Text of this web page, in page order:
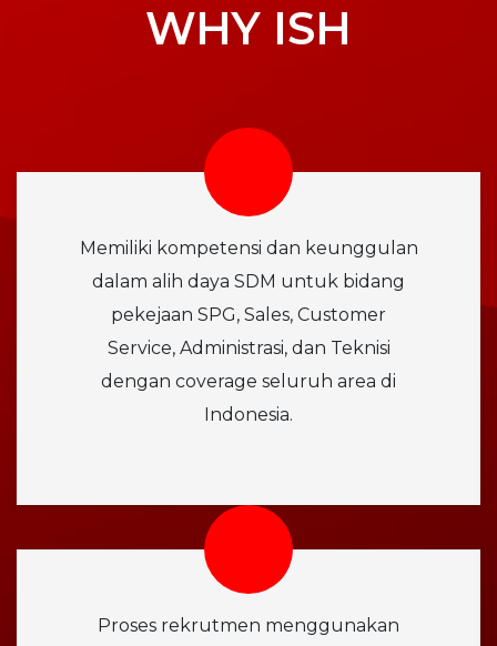
WHY ISH
Memiliki kompetensi dan keunggulan
dalam alih daya SDM untuk bidang
pekejaan SPG, Sales, Customer
Service, Administrasi, dan Teknisi
dengan coverage seluruh area di
Indonesia.
Proses rekrutmen menggunakan